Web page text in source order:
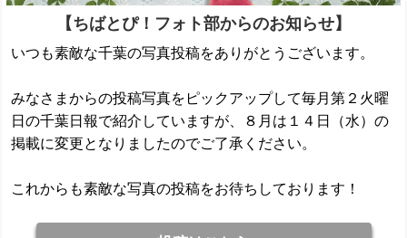
【ちばとぴ！フォト部からのお知らせ】
いつも素敵な千葉の写真投稿をありがとうございます。
みなさまからの投稿写真をピックアップして毎月第２火曜
日の千葉日報で紹介していますが、８月は１４日（水）の
掲載に変更となりましたのでご了承ください。
これからも素敵な写真の投稿をお待ちしております！